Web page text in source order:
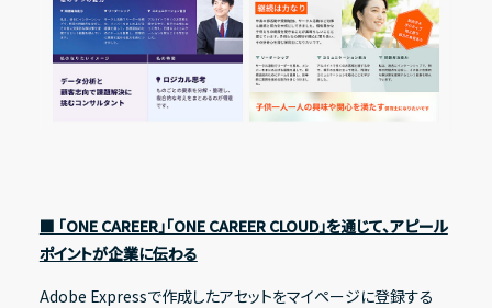
■ 「ONE CAREER」「ONE CAREER CLOUD」を通じて、アピール
ポイントが企業に伝わる
Adobe Expressで作成したアセットをマイページに登録する